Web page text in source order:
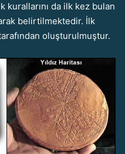
kurallarını da ilk kez bulan
belirtilmektedir. İlk
oluşturulmuştur.